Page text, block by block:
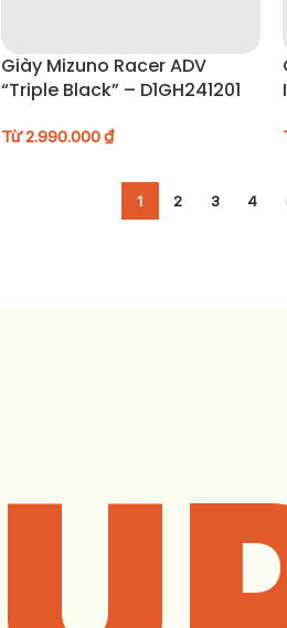
Giày Mizuno Racer ADV
“Triple Black” – D1GH241201
Từ2.990.000₫
1 2 3 4